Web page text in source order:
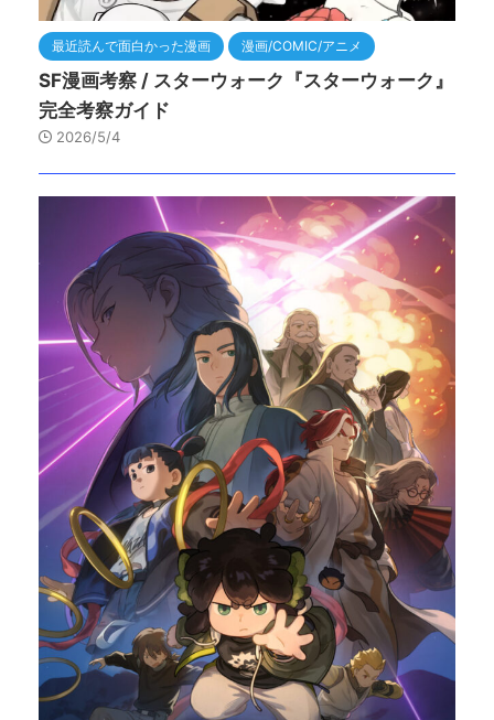
最近読んで面白かった漫画 漫画/COMIC/アニメ
SF漫画考察 / スターウォーク『スターウォーク』
完全考察ガイド
2026/5/4